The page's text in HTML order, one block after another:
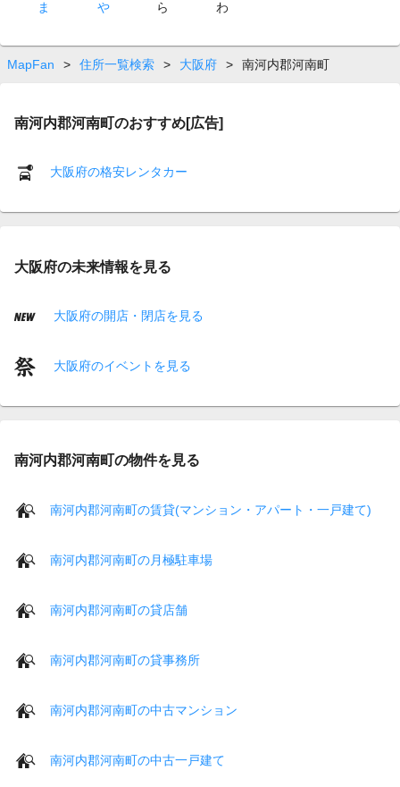
ま や ら わ
MapFan > 住所一覧検索 > 大阪府 > 南河内郡河南町
南河内郡河南町のおすすめ[広告]
大阪府の格安レンタカー
大阪府の未来情報を見る
大阪府の開店・閉店を見る
大阪府のイベントを見る
南河内郡河南町の物件を見る
南河内郡河南町の賃貸(マンション・アパート・一戸建て)
南河内郡河南町の月極駐車場
南河内郡河南町の貸店舗
南河内郡河南町の貸事務所
南河内郡河南町の中古マンション
南河内郡河南町の中古一戸建て